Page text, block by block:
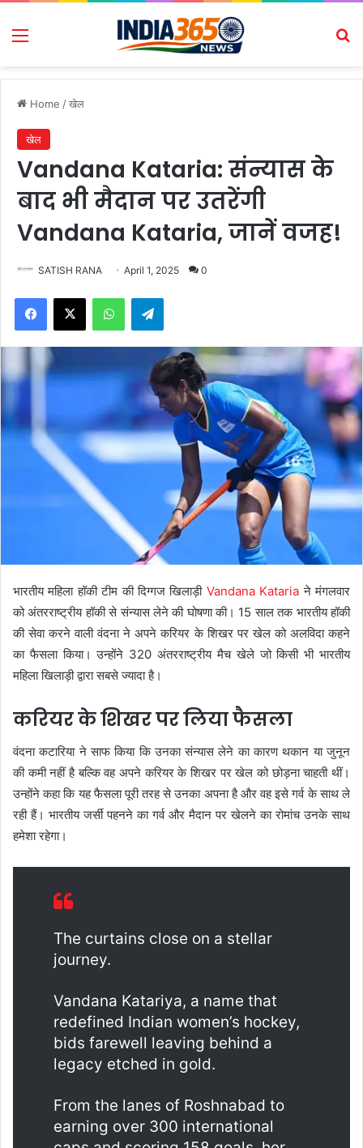
Menu
Home /खेल
खेल
Vandana Kataria: संन्यास के
बाद भी मैदान पर उतरेंगी
Vandana Kataria, जानें वजह!
SATISH RANA April 1, 2025 0
Facebook
X WhatsAppTelegram
भारतीय महिला हॉकी टीम की दिग्गज खिलाड़ी Vandana Kataria ने मंगलवार
को अंतरराष्ट्रीय हॉकी से संन्यास लेने की घोषणा की। 15 साल तक भारतीय हॉकी
की सेवा करने वाली वंदना ने अपने करियर के शिखर पर खेल को अलविदा कहने
का फैसला किया। उन्होंने 320 अंतरराष्ट्रीय मैच खेले जो किसी भी भारतीय
महिला खिलाड़ी द्वारा सबसे ज्यादा है।
करियर के शिखर पर लिया फैसला
वंदना कटारिया ने साफ किया कि उनका संन्यास लेने का कारण थकान या जुनून
की कमी नहीं है बल्कि वह अपने करियर के शिखर पर खेल को छोड़ना चाहती थीं।
उन्होंने कहा कि यह फैसला पूरी तरह से उनका अपना है और वह इसे गर्व के साथ ले
रही हैं। भारतीय जर्सी पहनने का गर्व और मैदान पर खेलने का रोमांच उनके साथ
हमेशा रहेगा।
The curtains close on a stellar
journey.
Vandana Katariya, a name that
redefined Indian women’s hockey,
bids farewell leaving behind a
legacy etched in gold.
From the lanes of Roshnabad to
earning over 300 international